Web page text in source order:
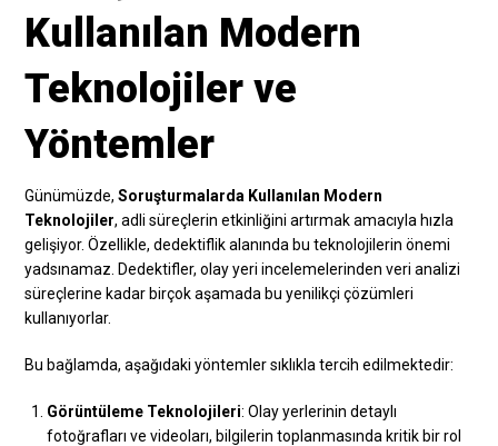
Kullanılan Modern
Teknolojiler ve
Yöntemler
Günümüzde,Soruşturmalarda Kullanılan Modern
Teknolojiler, adli süreçlerin etkinliğini artırmak amacıyla hızla
gelişiyor. Özellikle, dedektiflik alanında bu teknolojilerin önemi
yadsınamaz. Dedektifler, olay yeri incelemelerinden veri analizi
süreçlerine kadar birçok aşamada bu yenilikçi çözümleri
kullanıyorlar.
Bu bağlamda, aşağıdaki yöntemler sıklıkla tercih edilmektedir:
Görüntüleme Teknolojileri: Olay yerlerinin detaylı
fotoğrafları ve videoları, bilgilerin toplanmasında kritik bir rol